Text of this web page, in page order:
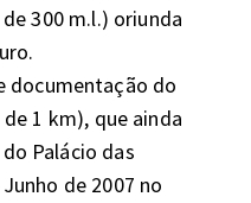
300 m.l.) oriunda
1 km), que ainda
Palácio das
de 2007 no